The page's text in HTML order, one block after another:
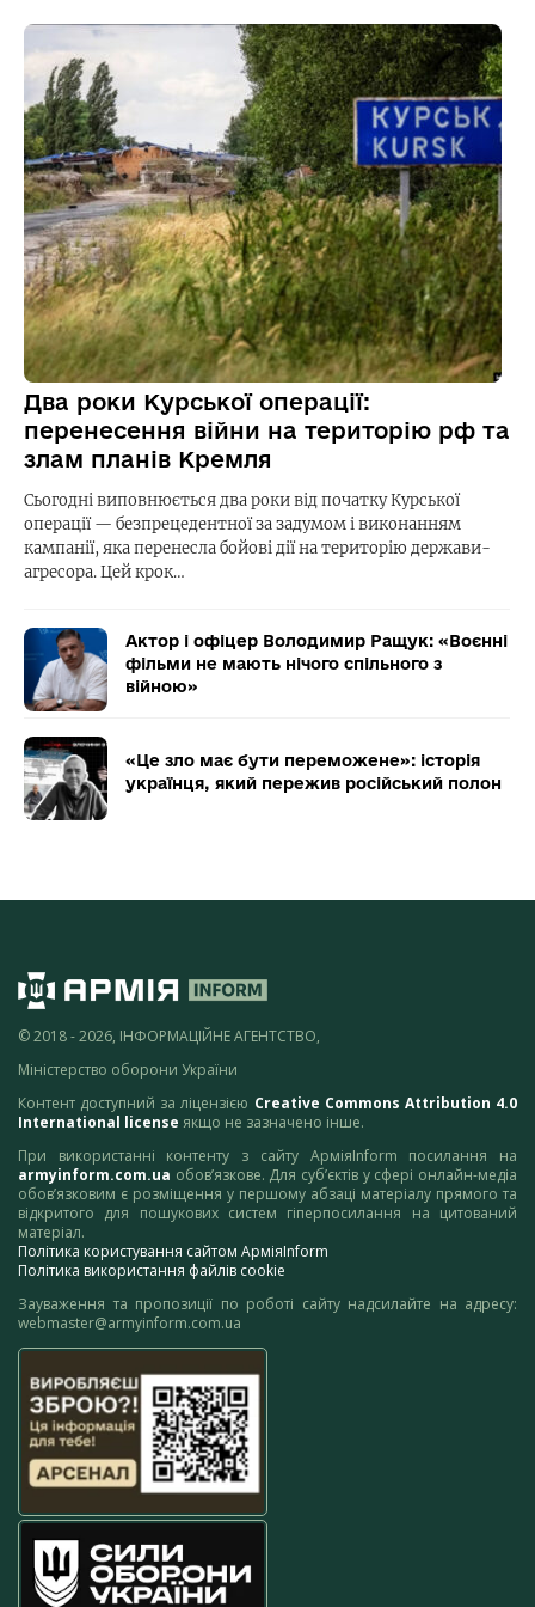
Два роки Курської операції:
перенесення війни на територію рф та
злам планів Кремля
Сьогодні виповнюється два роки від початку Курської
операції — безпрецедентної за задумом і виконанням
кампанії, яка перенесла бойові дії на територію держави-
агресора. Цей крок…
Актор і офіцер Володимир Ращук: «Воєнні
фільми не мають нічого спільного з
війною»
«Це зло має бути переможене»: історія
українця, який пережив російський полон
© 2018 - 2026, ІНФОРМАЦІЙНЕ АГЕНТСТВО,
Міністерство оборони України
Контент доступний за ліцензією Creative Commons Attribution 4.0
International license якщо не зазначено інше.
При використанні контенту з сайту АрміяInform посилання на
armyinform.com.ua обов’язкове. Для суб’єктів у сфері онлайн-медіа
обов’язковим є розміщення у першому абзаці матеріалу прямого та
відкритого для пошукових систем гіперпосилання на цитований
матеріал.
Політика користування сайтом АрміяInform
Політика використання файлів cookie
Зауваження та пропозиції по роботі сайту надсилайте на адресу:
webmaster@armyinform.com.ua